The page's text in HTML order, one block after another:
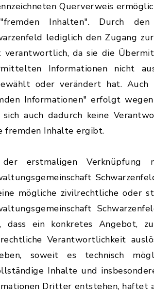
Querverweis
Inhalten". Durch den
lediglich den Zugang
verantwortlich, da sie die
Informationen nicht
oder verändert hat. Auch
Informationen" erfolgt
sich auch dadurch keine
fremden Inhalte ergibt.
erstmaligen Verknüpfung
mögliche zivilrechtliche oder
dass ein konkretes Angebot,
Verantwortlichkeit
soweit es technisch
Inhalte und
Dritter entstehen, haftet